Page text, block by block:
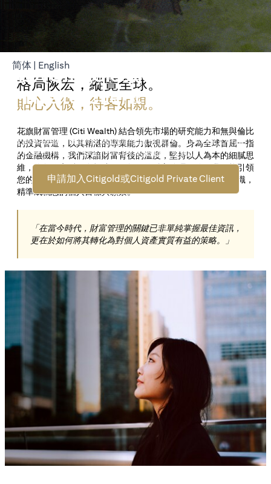
加入Citigold或Citigold
Private Client，
在新加坡進行國際投資並辦理銀行業務。立即線上申請，
即可享有 高達 S$72,100*1的專屬迎賓獎勵。
申請加入Citigold或Citigold Private Client
简体(opens in a new tab)
English(opens in a new tab)
格局恢宏，縱覽全球。
貼心入微，待客如親。
花旗財富管理 (Citi Wealth) 結合領先市場的研究能力和無與倫比
的投資管道，以其精湛的專業能力傲視群倫。身為全球首屈一指
的金融機構，我們深諳財富背後的溫度，堅持以人為本的細膩思
維，為每位客戶量身打造獨一無二的財富管理服務。我們能引領
您的財富接軌全球投資機遇，並融匯全球洞察與在地專業知識，
精準成就您的個人目標與願景。
「在當今時代，財富管理的關鍵已非單純掌握最佳資訊，
更在於如何將其轉化為對個人資產實質有益的策略。」